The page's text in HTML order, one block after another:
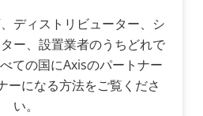
ディストリビューター、シ
ー、設置業者のうちどれで
ての国にAxisのパートナー
ーになる方法をご覧くださ
い。